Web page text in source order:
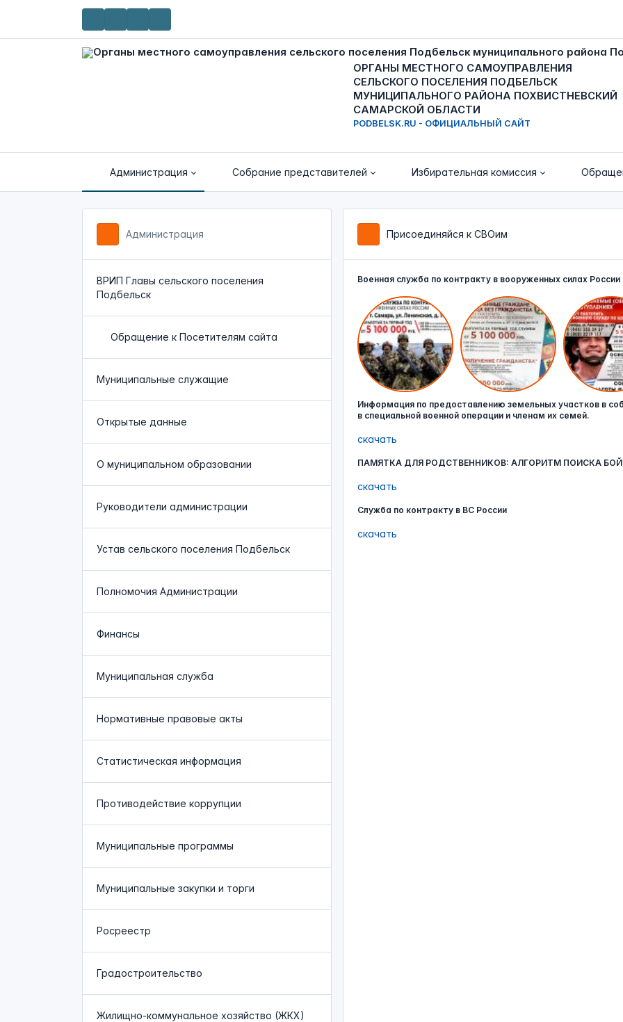
ОРГАНЫ МЕСТНОГО САМОУПРАВЛЕНИЯ
СЕЛЬСКОГО ПОСЕЛЕНИЯ ПОДБЕЛЬСК
МУНИЦИПАЛЬНОГО РАЙОНА ПОХВИСТНЕВСКИЙ
САМАРСКОЙ ОБЛАСТИ
PODBELSK.RU - ОФИЦИАЛЬНЫЙ САЙТ
Администрация Собрание представителей Избирательная комиссия
Администрация
ВРИП Главы сельского поселения
Подбельск
Обращение к Посетителям сайта
Муниципальные служащие
Открытые данные
О муниципальном образовании
Руководители администрации
Устав сельского поселения Подбельск
Полномочия Администрации
Финансы
Муниципальная служба
Нормативные правовые акты
Статистическая информация
Противодействие коррупции
Муниципальные программы
Муниципальные закупки и торги
Росреестр
Градостроительство
Жилищно-коммунальное хозяйство (ЖКХ)
Присоединяйся к СВОим
Военная служба по контракту в вооруженных силах России
Информация по предоставлению земельных участков в
в специальной военной операции и членам их семей.
скачать
ПАМЯТКА ДЛЯ РОДСТВЕННИКОВ: АЛГОРИТМ ПОИСКА
скачать
Служба по контракту в ВС России
скачать